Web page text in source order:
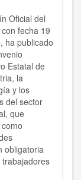
Oficial del
fecha 19
ha publicado
Estatal de
la
y los
del sector
que
obligatoria